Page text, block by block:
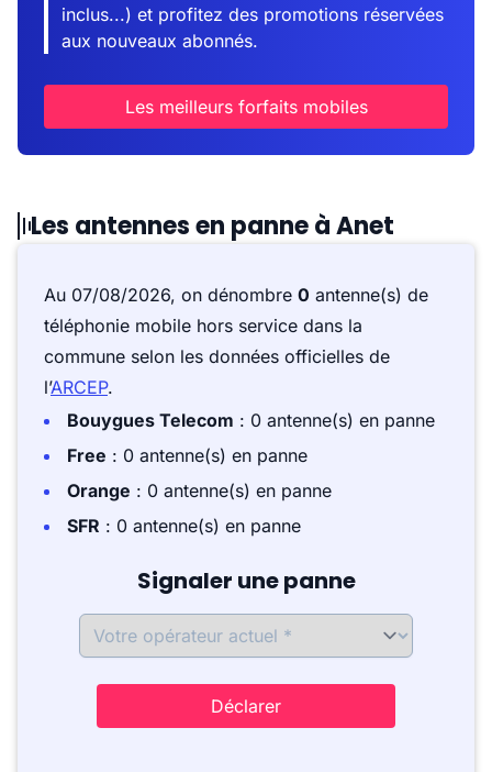
inclus...) et profitez des promotions réservées
aux nouveaux abonnés.
Les meilleurs forfaits mobiles
Les antennes en panne à Anet
Au 07/08/2026, on dénombre 0 antenne(s) de
téléphonie mobile hors service dans la
commune selon les données officielles de
l’ARCEP.
Bouygues Telecom : 0 antenne(s) en panne
Free : 0 antenne(s) en panne
Orange : 0 antenne(s) en panne
SFR : 0 antenne(s) en panne
Signaler une panne
Déclarer